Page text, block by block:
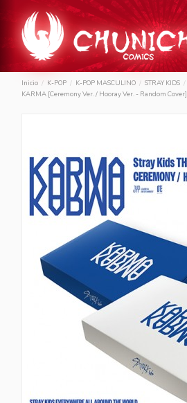
Inicio K-POP K-POP MASCULINO STRAY KIDS
KARMA [Ceremony Ver. / Hooray Ver. - Random Cover]